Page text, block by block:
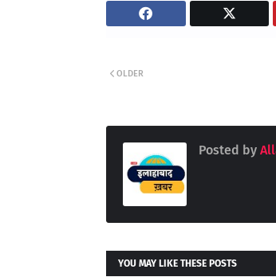
OLDER
Posted by
YOU MAY LIKE THESE POSTS